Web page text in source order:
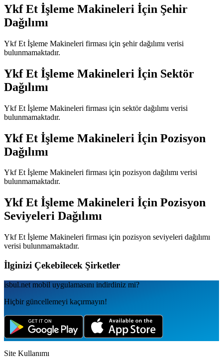
Ykf Et İşleme Makineleri İçin Şehir
Dağılımı
Ykf Et İşleme Makineleri firması için şehir dağılımı verisi
bulunmamaktadır.
Ykf Et İşleme Makineleri İçin Sektör
Dağılımı
Ykf Et İşleme Makineleri firması için sektör dağılımı verisi
bulunmamaktadır.
Ykf Et İşleme Makineleri İçin Pozisyon
Dağılımı
Ykf Et İşleme Makineleri firması için pozisyon dağılımı verisi
bulunmamaktadır.
Ykf Et İşleme Makineleri İçin Pozisyon
Seviyeleri Dağılımı
Ykf Et İşleme Makineleri firması için pozisyon seviyeleri dağılımı
verisi bulunmamaktadır.
İlginizi Çekebilecek Şirketler
isbul.net mobil uygulamаsını indirdiniz mi?
Hiçbir güncellemeyi kaçırmayın!
Site Kullanımı